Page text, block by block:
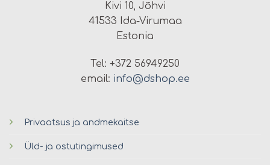
Kivi 10, Jõhvi
41533 Ida-Virumaa
Estonia
Tel: +372 56949250
email: info@dshop.ee
Privaatsus ja andmekaitse
Üld- ja ostutingimused